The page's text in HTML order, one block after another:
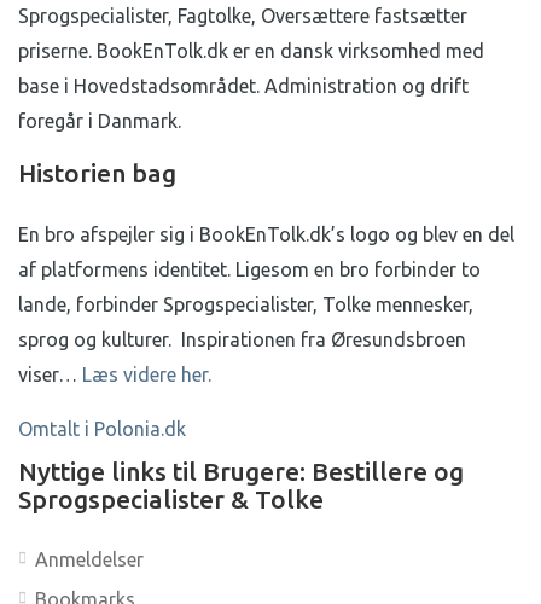
Sprogspecialister, Fagtolke, Oversættere fastsætter
priserne. BookEnTolk.dk er en dansk virksomhed med
base i Hovedstadsområdet. Administration og drift
foregår i Danmark.
Historien bag
En bro afspejler sig i BookEnTolk.dk’s logo og blev en del
af platformens identitet. Ligesom en bro forbinder to
lande, forbinder Sprogspecialister, Tolke mennesker,
sprog og kulturer. Inspirationen fra Øresundsbroen
viser… Læs videre her.
Omtalt i Polonia.dk
Nyttige links til Brugere: Bestillere og
Sprogspecialister & Tolke
Anmeldelser
Bookmarks